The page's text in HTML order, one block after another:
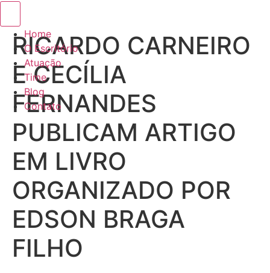
Home
O Escritório
Atuação
Time
Blog
Contato
RICARDO CARNEIRO
E CECÍLIA
FERNANDES
PUBLICAM ARTIGO
EM LIVRO
ORGANIZADO POR
EDSON BRAGA
FILHO